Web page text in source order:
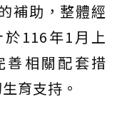
補助，整體經
116年1月上
善相關配套措
育支持。